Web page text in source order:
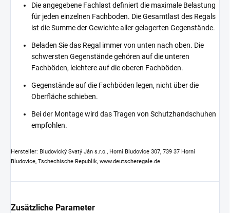
Die angegebene Fachlast definiert die maximale Belastung
für jeden einzelnen Fachboden. Die Gesamtlast des Regals
ist die Summe der Gewichte aller gelagerten Gegenstände.
Beladen Sie das Regal immer von unten nach oben. Die
schwersten Gegenstände gehören auf die unteren
Fachböden, leichtere auf die oberen Fachböden.
Gegenstände auf die Fachböden legen, nicht über die
Oberfläche schieben.
Bei der Montage wird das Tragen von Schutzhandschuhen
empfohlen.
Hersteller: Bludovický Svatý Ján s.r.o., Horní Bludovice 307, 739 37 Horní
Bludovice, Tschechische Republik, www.deutscheregale.de
Zusätzliche Parameter